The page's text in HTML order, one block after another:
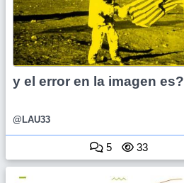
y el error en la imagen es?
@LAU33
5 33